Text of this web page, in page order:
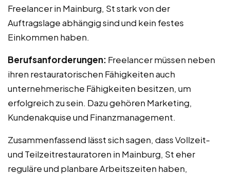
Freelancer in Mainburg, St stark von der
Auftragslage abhängig sind und kein festes
Einkommen haben.
Berufsanforderungen: Freelancer müssen neben
ihren restauratorischen Fähigkeiten auch
unternehmerische Fähigkeiten besitzen, um
erfolgreich zu sein. Dazu gehören Marketing,
Kundenakquise und Finanzmanagement.
Zusammenfassend lässt sich sagen, dass Vollzeit-
und Teilzeitrestauratoren in Mainburg, St eher
reguläre und planbare Arbeitszeiten haben,